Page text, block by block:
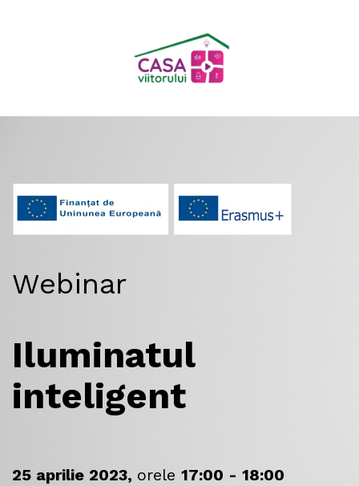
Webinar
Iluminatul
inteligent
25 aprilie 2023, orele 17:00 - 18:00